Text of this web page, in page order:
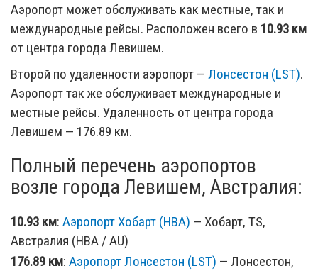
Аэропорт может обслуживать как местные, так и
международные рейсы. Расположен всего в 10.93 км
от центра города Левишем.
Второй по удаленности аэропорт — Лонсестон (LST).
Аэропорт так же обслуживает международные и
местные рейсы. Удаленность от центра города
Левишем — 176.89 км.
Полный перечень аэропортов
возле города Левишем, Австралия:
10.93 км: Аэропорт Хобарт (HBA) — Хобарт, TS,
Австралия (HBA / AU)
176.89 км: Аэропорт Лонсестон (LST) — Лонсестон,